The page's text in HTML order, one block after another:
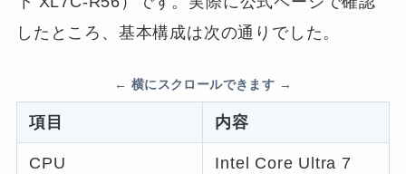
したところ、基本構成は次の通りでした。
項目 内容
CPU
Intel Core Ultra 7